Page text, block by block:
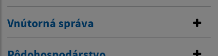
Vnútorná správa